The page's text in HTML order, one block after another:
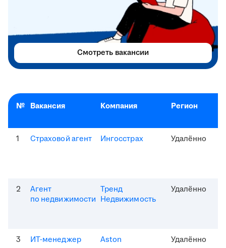
№ Вакансия Компания Регион
1 Страховой агент Ингосстрах Удалённо
2
Агент
по недвижимости
Тренд
Недвижимость
Удалённо
3 ИТ-менеджер Aston Удалённо
Смотреть вакансии